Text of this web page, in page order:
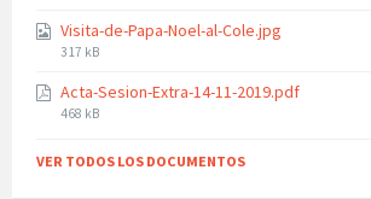
Visita-de-Papa-Noel-al-Cole.jpg
File
317 kB
Acta-Sesion-Extra-14-11-2019.pdf
File
468 kB
VER TODOS LOS DOCUMENTOS